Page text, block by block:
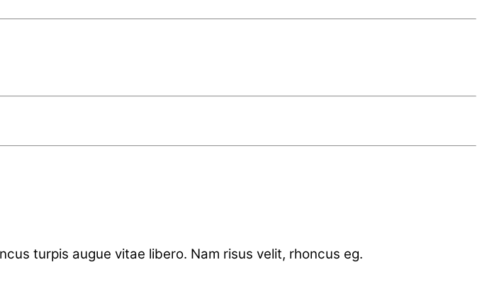
turpis augue vitae libero. Nam risus velit, rhoncus eg.